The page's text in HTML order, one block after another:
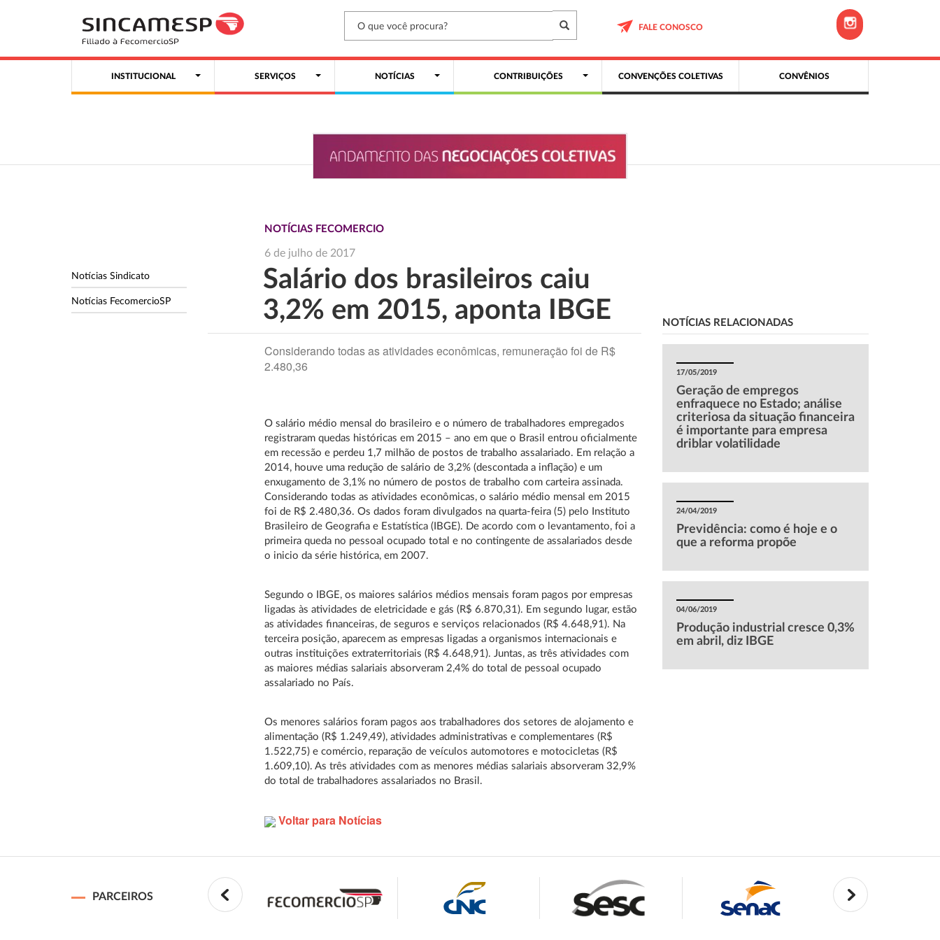
FALE CONOSCO
INSTITUCIONAL SERVIÇOS NOTÍCIAS CONTRIBUIÇÕES CONVENÇÕES COLETIVAS CONVÊNIOS
Notícias Sindicato
Notícias FecomercioSP
NOTÍCIAS FECOMERCIO
6 de julho de 2017
Salário dos brasileiros caiu
3,2% em 2015, aponta IBGE
Considerando todas as atividades econômicas, remuneração foi de R$
2.480,36
O salário médio mensal do brasileiro e o número de trabalhadores empregados
registraram quedas históricas em 2015 – ano em que o Brasil entrou oficialmente
em recessão e perdeu 1,7 milhão de postos de trabalho assalariado. Em relação a
2014, houve uma redução de salário de 3,2% (descontada a inflação) e um
enxugamento de 3,1% no número de postos de trabalho com carteira assinada.
Considerando todas as atividades econômicas, o salário médio mensal em 2015
foi de R$ 2.480,36. Os dados foram divulgados na quarta-feira (5) pelo Instituto
Brasileiro de Geografia e Estatística (IBGE). De acordo com o levantamento, foi a
primeira queda no pessoal ocupado total e no contingente de assalariados desde
o inicio da série histórica, em 2007.
Segundo o IBGE, os maiores salários médios mensais foram pagos por empresas
ligadas às atividades de eletricidade e gás (R$ 6.870,31). Em segundo lugar, estão
as atividades financeiras, de seguros e serviços relacionados (R$ 4.648,91). Na
terceira posição, aparecem as empresas ligadas a organismos internacionais e
outras instituições extraterritoriais (R$ 4.648,91). Juntas, as três atividades com
as maiores médias salariais absorveram 2,4% do total de pessoal ocupado
assalariado no País.
Os menores salários foram pagos aos trabalhadores dos setores de alojamento e
alimentação (R$ 1.249,49), atividades administrativas e complementares (R$
1.522,75) e comércio, reparação de veículos automotores e motocicletas (R$
1.609,10). As três atividades com as menores médias salariais absorveram 32,9%
do total de trabalhadores assalariados no Brasil.
Voltar para Notícias
NOTÍCIAS RELACIONADAS
17/05/2019
Geração de empregos
enfraquece no Estado; análise
criteriosa da situação financeira
é importante para empresa
driblar volatilidade
24/04/2019
Previdência: como é hoje e o
que a reforma propõe
04/06/2019
Produção industrial cresce 0,3%
em abril, diz IBGE
PARCEIROS